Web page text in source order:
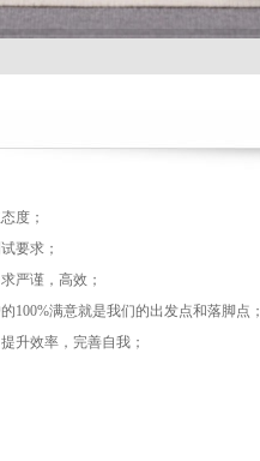
度；
要求；
严谨，高效；
100%满意就是我们的出发点和落脚点；
升效率，完善自我；